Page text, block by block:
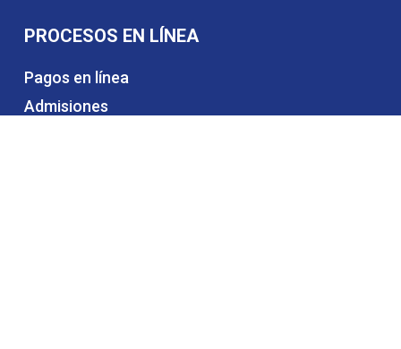
PROCESOS EN LÍNEA
Pagos en línea
Admisiones